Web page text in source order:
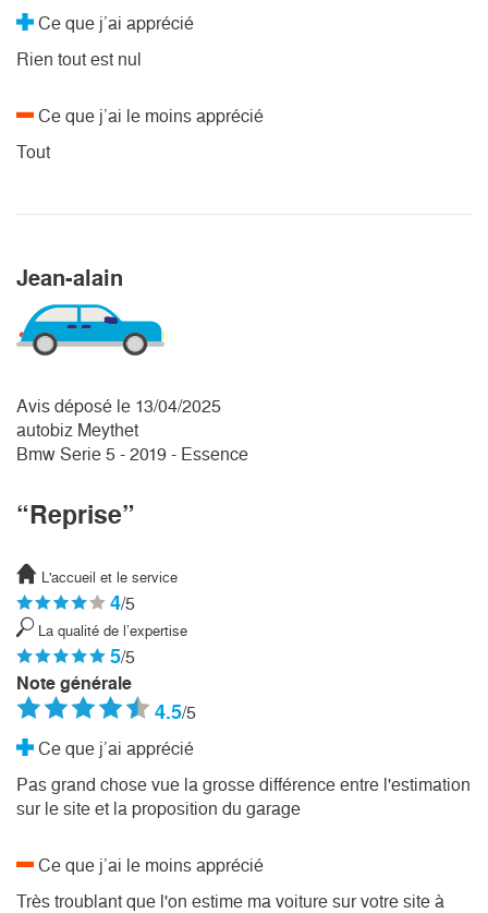
Ce que j’ai apprécié
Rien tout est nul
Ce que j’ai le moins apprécié
Tout
Jean-alain
Avis déposé le 13/04/2025
autobiz Meythet
Bmw Serie 5 - 2019 - Essence
“Reprise”
L'accueil et le service
4/5
La qualité de l’expertise
5/5
Note générale
4.5/5
Ce que j’ai apprécié
Pas grand chose vue la grosse différence entre l'estimation
sur le site et la proposition du garage
Ce que j’ai le moins apprécié
Très troublant que l'on estime ma voiture sur votre site à